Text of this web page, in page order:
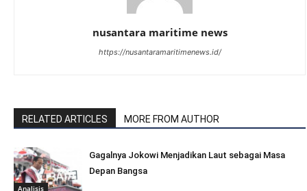
nusantara maritime news
https://nusantaramaritimenews.id/
RELATED ARTICLES MORE FROM AUTHOR
Analisis
Gagalnya Jokowi Menjadikan Laut sebagai Masa
Depan Bangsa